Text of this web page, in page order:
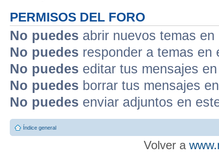
PERMISOS DEL FORO
No puedes abrir nuevos temas
No puedes responder a temas en
No puedes editar tus mensajes
No puedes borrar tus mensajes
No puedes enviar adjuntos en
Índice general
Volver a